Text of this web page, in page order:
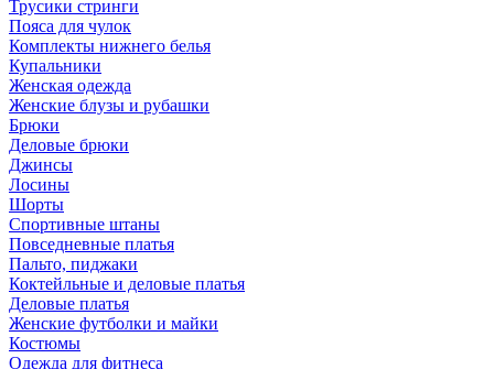
Трусики стринги
Пояса для чулок
Комплекты нижнего белья
Купальники
Женская одежда
Женские блузы и рубашки
Брюки
Деловые брюки
Джинсы
Лосины
Шорты
Спортивные штаны
Повседневные платья
Пальто, пиджаки
Коктейльные и деловые платья
Деловые платья
Женские футболки и майки
Костюмы
Одежда для фитнеса